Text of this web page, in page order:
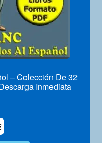
– Colección De 32
Inmediata